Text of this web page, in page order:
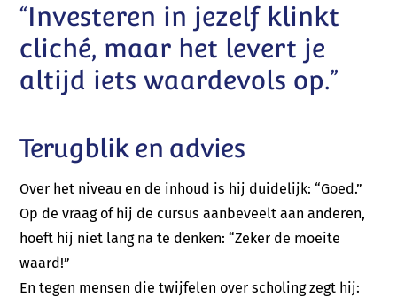
“Investeren in jezelf klinkt
cliché, maar het levert je
altijd iets waardevols op.”
Terugblik en advies
Over het niveau en de inhoud is hij duidelijk: “Goed.”
Op de vraag of hij de cursus aanbeveelt aan anderen,
hoeft hij niet lang na te denken: “Zeker de moeite
waard!”
En tegen mensen die twijfelen over scholing zegt hij: